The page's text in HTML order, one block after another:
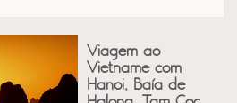
Viagem ao
Vietname com
Hanoi, Baía de